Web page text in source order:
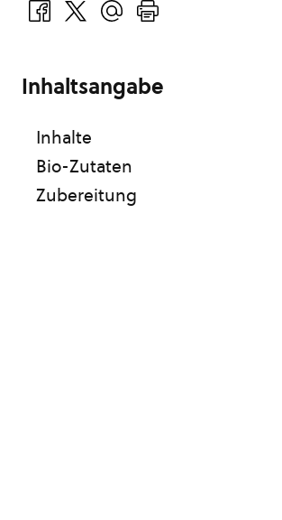
Inhaltsangabe
Inhalte
Bio-Zutaten
Zubereitung